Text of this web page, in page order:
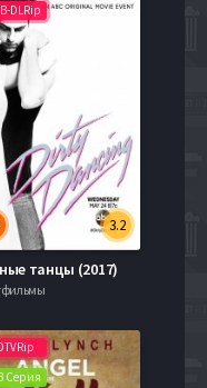
DLRip
3.2
танцы (2017)
Серия